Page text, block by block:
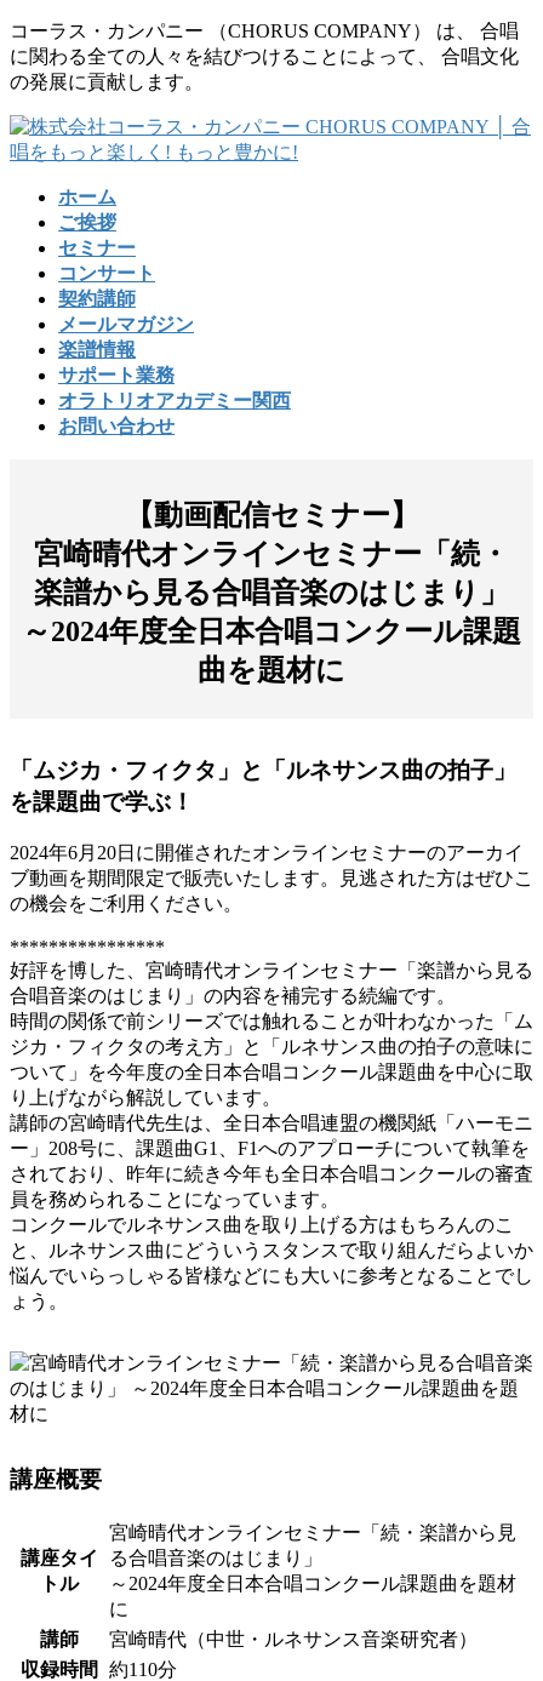
コ
ン
テ
ツ
に
ナ
ビ
ゲ
シ
ョ
コーラス・カンパニー （CHORUS COMPANY） は、 合唱
に関わる全ての人々を結びつけることによって、 合唱文化
の発展に貢献します。
ホーム
ご挨拶
セミナー
コンサート
契約講師
メールマガジン
楽譜情報
サポート業務
オラトリオアカデミー関西
お問い合わせ
【動画配信セミナー】
宮崎晴代オンラインセミナー「続・
楽譜から見る合唱音楽のはじまり」
～2024年度全日本合唱コンクール課題
曲を題材に
「ムジカ・フィクタ」と「ルネサンス曲の拍子」
を課題曲で学ぶ！
2024年6月20日に開催されたオンラインセミナーのアーカイ
ブ動画を期間限定で販売いたします。見逃された方はぜひこ
の機会をご利用ください。
****************
好評を博した、宮崎晴代オンラインセミナー「楽譜から見る
合唱音楽のはじまり」の内容を補完する続編です。
時間の関係で前シリーズでは触れることが叶わなかった「ム
ジカ・フィクタの考え方」と「ルネサンス曲の拍子の意味に
ついて」を今年度の全日本合唱コンクール課題曲を中心に取
り上げながら解説しています。
講師の宮崎晴代先生は、全日本合唱連盟の機関紙「ハーモニ
ー」208号に、課題曲G1、F1へのアプローチについて執筆を
されており、昨年に続き今年も全日本合唱コンクールの審査
員を務められることになっています。
コンクールでルネサンス曲を取り上げる方はもちろんのこ
と、ルネサンス曲にどういうスタンスで取り組んだらよいか
悩んでいらっしゃる皆様などにも大いに参考となることでし
ょう。
講座概要
講座タイ
トル
宮崎晴代オンラインセミナー「続・楽譜から見
る合唱音楽のはじまり」
～2024年度全日本合唱コンクール課題曲を題材
に
講師
宮崎晴代（中世・ルネサンス音楽研究者）
収録時間
約110分